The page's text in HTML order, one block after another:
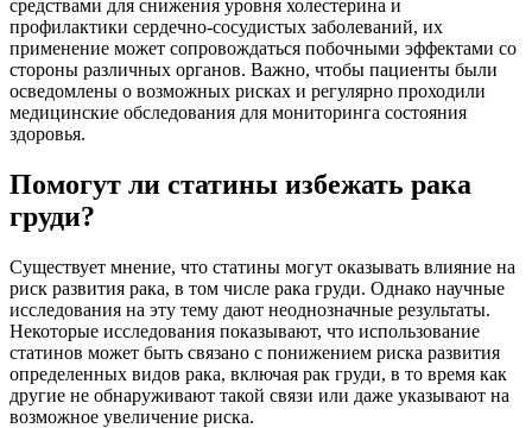
средствами для снижения уровня холестерина и
профилактики сердечно-сосудистых заболеваний, их
применение может сопровождаться побочными эффектами со
стороны различных органов. Важно, чтобы пациенты были
осведомлены о возможных рисках и регулярно проходили
медицинские обследования для мониторинга состояния
здоровья.
Помогут ли статины избежать рака
груди?
Существует мнение, что статины могут оказывать влияние на
риск развития рака, в том числе рака груди. Однако научные
исследования на эту тему дают неоднозначные результаты.
Некоторые исследования показывают, что использование
статинов может быть связано с понижением риска развития
определенных видов рака, включая рак груди, в то время как
другие не обнаруживают такой связи или даже указывают на
возможное увеличение риска.